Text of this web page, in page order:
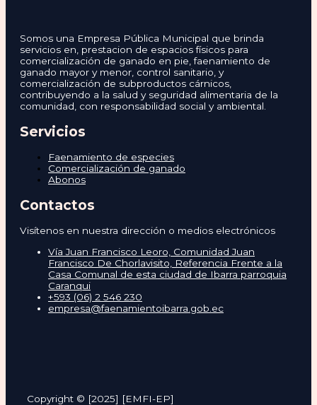
Somos una Empresa Pública Municipal que brinda
servicios en, prestacion de espacios físicos para
comercialización de ganado en pie, faenamiento de
ganado mayor y menor, control sanitario, y
comercialización de subproductos cárnicos,
contribuyendo a la salud y seguridad alimentaria de la
comunidad, con responsabilidad social y ambiental.
Servicios
Faenamiento de especies
Comercialización de ganado
Abonos
Contactos
Visítenos en nuestra dirección o medios electrónicos
Vía Juan Francisco Leoro, Comunidad Juan
Francisco De Chorlavisito, Referencia Frente a la
Casa Comunal de esta ciudad de Ibarra parroquia
Caranqui
+593 (06) 2 546 230
empresa@faenamientoibarra.gob.ec
Copyright © [2025] [EMFI-EP]